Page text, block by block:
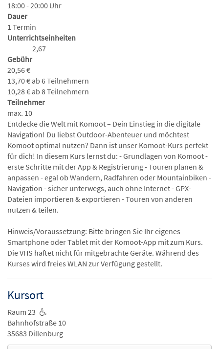
18:00 - 20:00 Uhr
Dauer
1 Termin
Unterrichtseinheiten
2,67
Gebühr
20,56 €
13,70 € ab 6 Teilnehmern
10,28 € ab 8 Teilnehmern
Teilnehmer
max. 10
Entdecke die Welt mit Komoot – Dein Einstieg in die digitale
Navigation! Du liebst Outdoor-Abenteuer und möchtest
Komoot optimal nutzen? Dann ist unser Komoot-Kurs perfekt
für dich! In diesem Kurs lernst du: - Grundlagen von Komoot -
erste Schritte mit der App & Registrierung - Touren planen &
anpassen - egal ob Wandern, Radfahren oder Mountainbiken -
Navigation - sicher unterwegs, auch ohne Internet - GPX-
Dateien importieren & exportieren - Touren von anderen
nutzen & teilen.
Hinweis/Voraussetzung: Bitte bringen Sie Ihr eigenes
Smartphone oder Tablet mit der Komoot-App mit zum Kurs.
Die VHS haftet nicht für mitgebrachte Geräte. Während des
Kurses wird freies WLAN zur Verfügung gestellt.
Kursort
Raum 23
Bahnhofstraße 10
35683 Dillenburg